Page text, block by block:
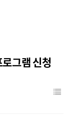
그램 신청